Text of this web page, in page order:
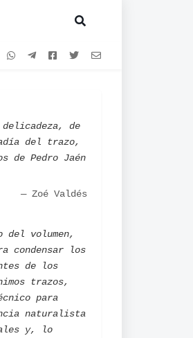
de
del trazo,
de Pedro Jaén
— Zoé Valdés
del volumen,
condensar los
de los
trazos,
para
naturalista
y, lo